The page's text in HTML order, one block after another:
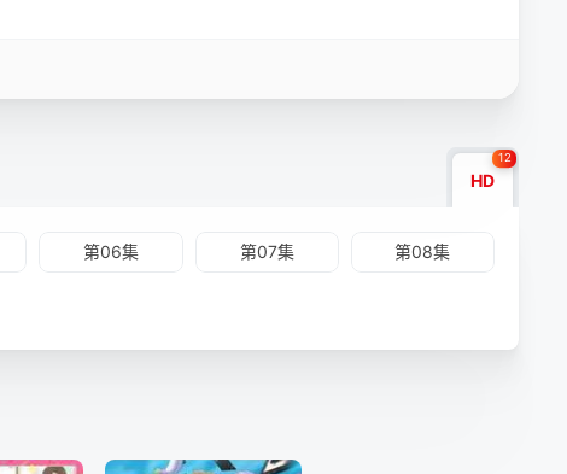
HD
12
第06集 第07集 第08集